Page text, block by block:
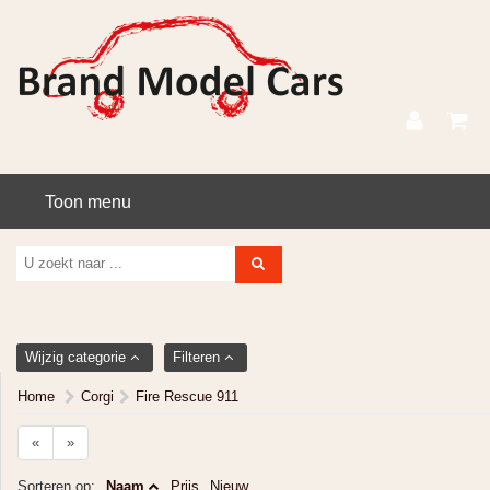
Toon menu
Wijzig categorie Filteren
Home Corgi Fire Rescue 911
« »
Sorteren op: Naam Prijs Nieuw